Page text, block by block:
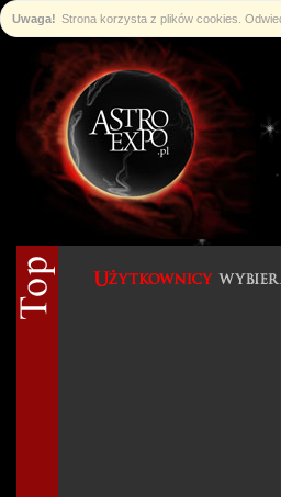
Uwaga! Strona korzysta z plików cookies.